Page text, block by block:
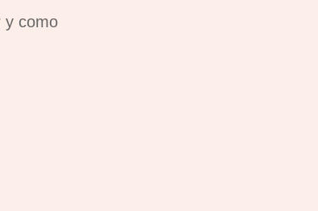
y como